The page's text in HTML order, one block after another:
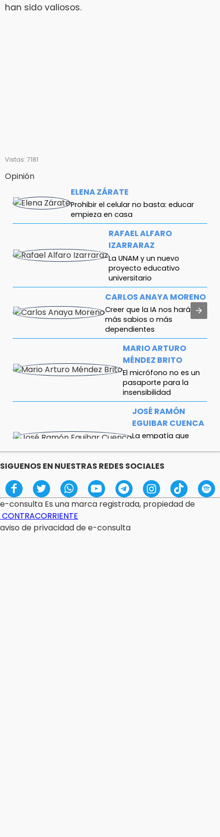
han sido valiosos.
Vistas: 7181
Opinión
ELENA ZÁRATE
Prohibir el celular no basta: educar
empieza en casa
RAFAEL ALFARO
IZARRARAZ
La UNAM y un nuevo
proyecto educativo
universitario
CARLOS ANAYA MORENO
Creer que la IA nos hará
más sabios o más
dependientes
MARIO ARTURO
MÉNDEZ BRITO
El micrófono no es un
pasaporte para la
insensibilidad
JOSÉ RAMÓN
EGUIBAR CUENCA
La empatía que
dormimos
JOSÉL MOCTEZUMA
Armenta no solapará
gobernantes fantoches y
SIGUENOS EN NUESTRAS REDES SOCIALES
e-consulta Es una marca registrada, propiedad de
CONTRACORRIENTE
aviso de privacidad de e-consulta